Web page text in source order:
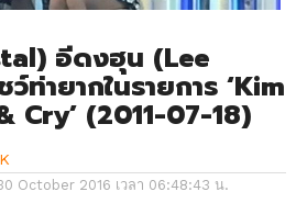
อีดงฮุน (Lee
ท่ายากในรายการ ‘Kim
Cry’ (2011-07-18)
October 2016 เวลา 06:48:43 น.